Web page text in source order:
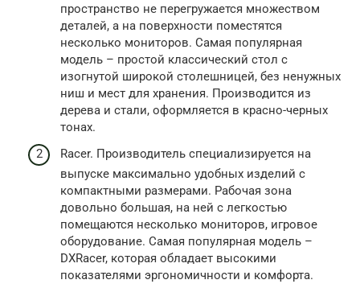
пространство не перегружается множеством
деталей, а на поверхности поместятся
несколько мониторов. Самая популярная
модель – простой классический стол с
изогнутой широкой столешницей, без ненужных
ниш и мест для хранения. Производится из
дерева и стали, оформляется в красно-черных
тонах.
Raсer. Производитель специализируется на
выпуске максимально удобных изделий с
компактными размерами. Рабочая зона
довольно большая, на ней с легкостью
помещаются несколько мониторов, игровое
оборудование. Самая популярная модель –
DXRaсer, которая обладает высокими
показателями эргономичности и комфорта.